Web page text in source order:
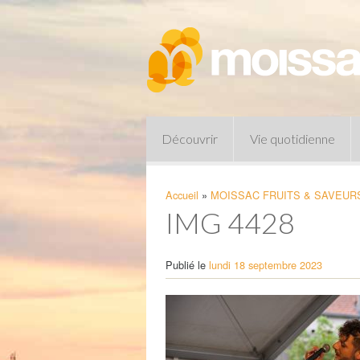
Découvrir Vie quotidienne
Pharmacies de garde
Accueil » MOISSAC FRUITS &
IMG 4428
Publié le lundi 18 septembre 2023